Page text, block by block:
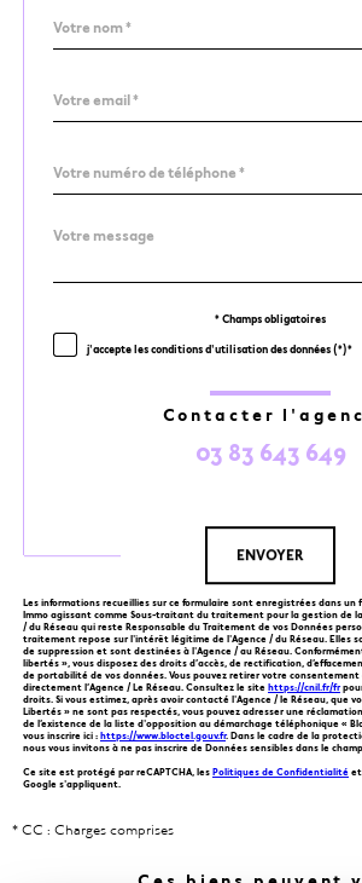
par
*
*
*
Fieldset
Message
*
* Champs obligatoires
j'accepte les conditions d'utilisation des données (*)*
Contacter
03 83 643 649
ENVOYER
Les informations recueillies sur ce formulaire sont enregistrées dans un
Immo agissant comme Sous-traitant du traitement pour la gestion de
/ du Réseau qui reste Responsable du Traitement de vos Données
traitement repose sur l'intérêt légitime de l'Agence / du Réseau. Elles
de suppression et sont destinées à l'Agence / au Réseau.
libertés », vous disposez des droits d’accès, de rectification,
de portabilité de vos données. Vous pouvez retirer votre
directement l’Agence / Le Réseau. Consultez le site https://cnil.fr/fr
droits. Si vous estimez, après avoir contacté l'Agence / le Réseau, que
Libertés » ne sont pas respectés, vous pouvez adresser une
de l’existence de la liste d'opposition au démarchage téléphonique «
vous inscrire ici : https://www.bloctel.gouv.fr. Dans le cadre de la
nous vous invitons à ne pas inscrire de Données sensibles dans le
Ce site est protégé par reCAPTCHA, les Politiques de Confidentialité et
Google s'appliquent.
* CC : Charges comprises